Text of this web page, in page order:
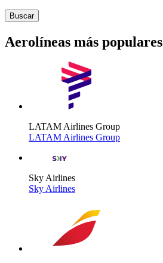
Buscar
Aerolíneas más populares
LATAM Airlines Group
LATAM Airlines Group
Sky Airlines
Sky Airlines